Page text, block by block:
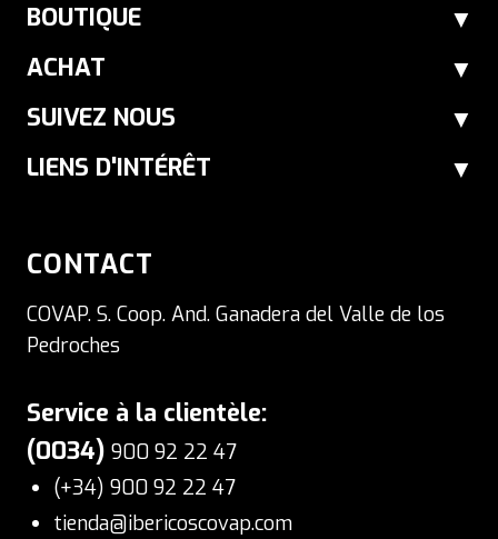
BOUTIQUE
ACHAT
SUIVEZ NOUS
LIENS D'INTÉRÊT
CONTACT
COVAP. S. Coop. And. Ganadera del Valle de los
Pedroches
Service à la clientèle:
(0034) 900 92 22 47
(+34) 900 92 22 47
tienda@ibericoscovap.com